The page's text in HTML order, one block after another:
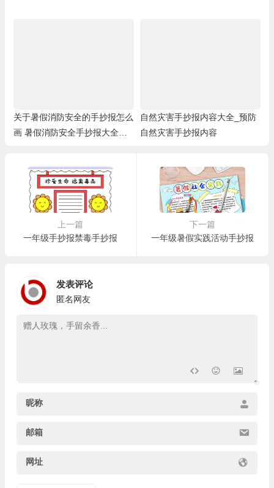
关于暑假消防安全的手抄报怎么
画 暑假消防安全手抄报大全图
自然灾害手抄报内容大全_预防
自然灾害手抄报内容
上一篇
一年级手抄报禁毒手抄报
下一篇
一年级暑假实践活动手抄报
发表评论
匿名网友
昵称
邮箱
网址